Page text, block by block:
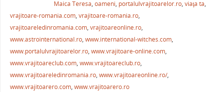
k
e
b
o
o
k
er l e
st
s
A
p
p
a
ză
Maica Teresa,oameni, portalulvrajitoarelor.ro,viaţa ta,
vrajitoare-romania.com, vrajitoare-romania.ro,
vrajitoareledinromania.com, vrajitoareonline.ro,
www.astrointernational.ro, www.international-witches.com,
www.portalulvrajitoarelor.ro, www.vrajitoare-online.com,
www.vrajitoareclub.com, www.vrajitoareclub.ro,
www.vrajitoareledinromania.ro, www.vrajitoareonline.ro/,
www.vrajitoarero.com, www.vrajitoarero.ro